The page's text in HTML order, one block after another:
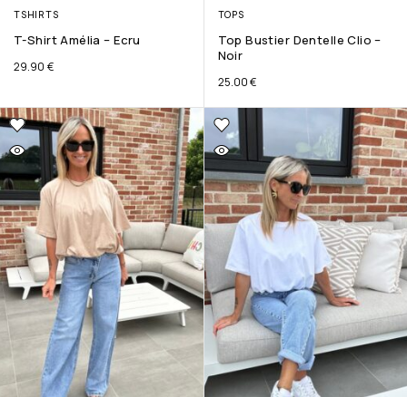
TSHIRTS
T-Shirt Amélia – Ecru
29.90 €
TOPS
Top Bustier Dentelle Clio –
Noir
25.00€